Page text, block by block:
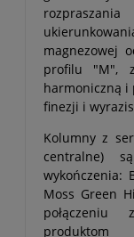
magnezowej
profilu "M",
harmoniczną i
finezji i
Kolumny z
centralne)
wykończenia:
Moss Green